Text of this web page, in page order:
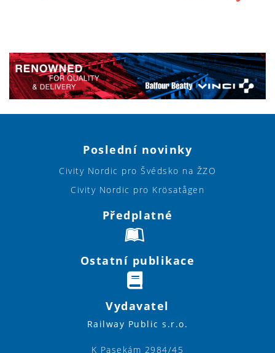
Poslední novinky
Civity Nordic pro Švédsko na ŽZO
Civity Nordic pro Krösatågen
Předplatné
Ostatní publikace
Vydavatel
Railway Public s.r.o.
K Pasekám 2984/45